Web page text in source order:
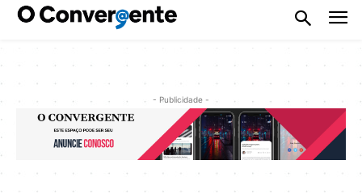
- Publicidade -